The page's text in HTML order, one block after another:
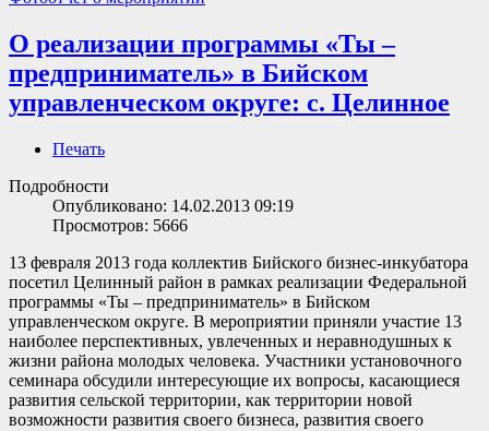
О реализации программы «Ты –
предприниматель» в Бийском
управленческом округе: с. Целинное
Печать
Подробности
Опубликовано: 14.02.2013 09:19
Просмотров: 5666
13 февраля 2013 года коллектив Бийского бизнес-инкубатора
посетил Целинный район в рамках реализации Федеральной
программы «Ты – предприниматель» в Бийском
управленческом округе. В мероприятии приняли участие 13
наиболее перспективных, увлеченных и неравнодушных к
жизни района молодых человека. Участники установочного
семинара обсудили интересующие их вопросы, касающиеся
развития сельской территории, как территории новой
возможности развития своего бизнеса, развития своего